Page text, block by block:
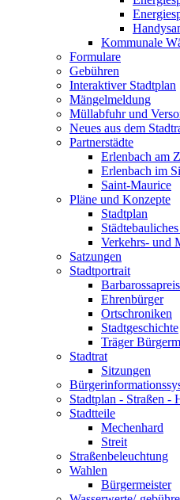
Kommunale
Formulare
Gebühren
Interaktiver Stadtplan
Mängelmeldung
Müllabfuhr und
Neues aus dem
Partnerstädte
Erlenbach am
Erlenbach im
Saint-Maurice
Pläne und Konzepte
Stadtplan
Verkehrs- und
Satzungen
Stadtportrait
Barbarossapreis
Ehrenbürger
Ortschroniken
Stadtgeschichte
Träger
Stadtrat
Sitzungen
Stadtplan - Straßen -
Stadtteile
Mechenhard
Streit
Straßenbeleuchtung
Wahlen
Bürgermeister